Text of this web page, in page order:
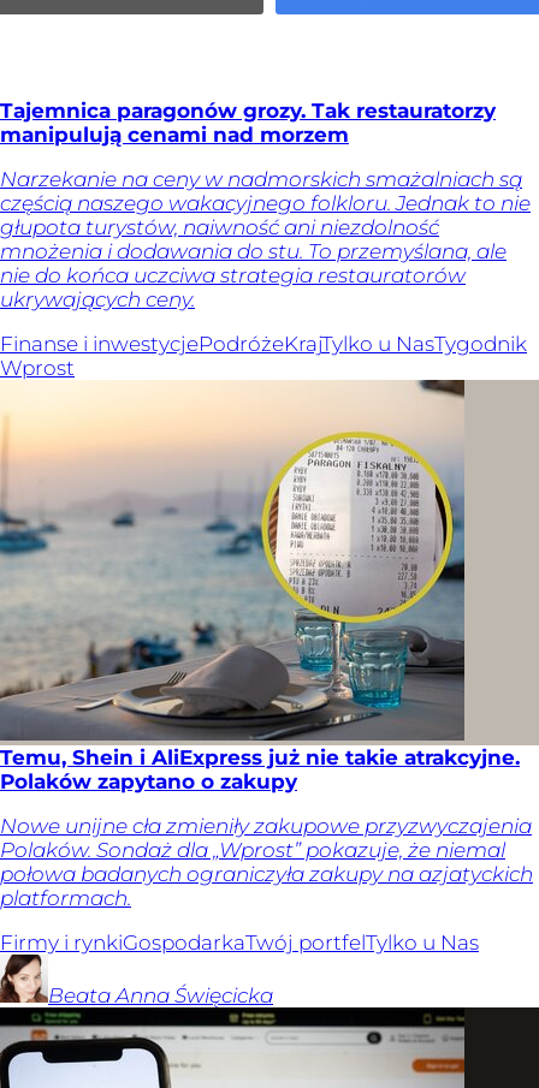
Tajemnica paragonów grozy. Tak restauratorzy
manipulują cenami nad morzem
Narzekanie na ceny w nadmorskich smażalniach są
częścią naszego wakacyjnego folkloru. Jednak to nie
głupota turystów, naiwność ani niezdolność
mnożenia i dodawania do stu. To przemyślana, ale
nie do końca uczciwa strategia restauratorów
ukrywających ceny.
Finanse i inwestycjePodróżeKrajTylko u NasTygodnik
Wprost
Temu, Shein i AliExpress już nie takie atrakcyjne.
Polaków zapytano o zakupy
Nowe unijne cła zmieniły zakupowe przyzwyczajenia
Polaków. Sondaż dla „Wprost” pokazuje, że niemal
połowa badanych ograniczyła zakupy na azjatyckich
platformach.
Firmy i rynkiGospodarkaTwój portfelTylko u Nas
Beata Anna Święcicka